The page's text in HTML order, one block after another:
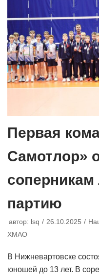
Первая
Самотлор»
партию
автор: lsq 26.10.2025
ХМАО
В Нижневартовске
юношей до 13 лет. В